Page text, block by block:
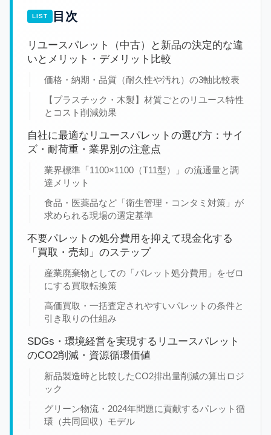
目次
リユースパレット（中古）と新品の決定的な違
いとメリット・デメリット比較
価格・納期・品質（耐久性や汚れ）の3軸比較表
【プラスチック・木製】材質ごとのリユース特性
とコスト削減効果
自社に最適なリユースパレットの選び方：サイ
ズ・耐荷重・業界別の注意点
業界標準「1100×1100（T11型）」の流通量と調
達メリット
食品・医薬品など「衛生管理・コンタミ対策」が
求められる現場の選定基準
不要パレットの処分費用を抑えて現金化する
「買取・売却」のステップ
産業廃棄物としての「パレット処分費用」をゼロ
にする買取転換策
高価買取・一括査定されやすいパレットの条件と
引き取りの仕組み
SDGs・環境経営を実現するリユースパレット
のCO2削減・資源循環価値
新品製造時と比較したCO2排出量削減の算出ロジ
ック
グリーン物流・2024年問題に貢献するパレット循
環（共同回収）モデル